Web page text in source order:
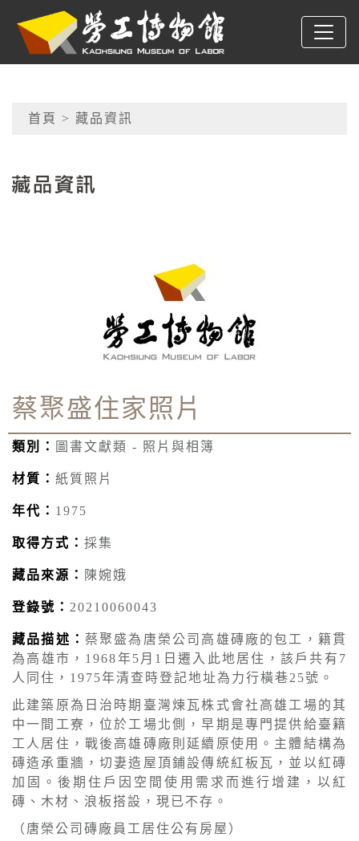
跳到主要內容
高雄市勞工博物館
網頁導覽
首頁 > 藏品資訊
蔡聚盛住家照片
類別： 圖書文獻類 - 照片與相簿
材質： 紙質照片
年代： 1975
取得方式： 採集
藏品來源： 陳婉娥
登錄號： 20210060043
藏品描述： 蔡聚盛為唐榮公司高雄磚廠的包工，籍貫
為高雄市，1968年5月1日遷入此地居住，該戶共有7
人同住，1975年清查時登記地址為力行橫巷25號。
此建築原為日治時期臺灣煉瓦株式會社高雄工場的其
中一間工寮，位於工場北側，早期是專門提供給臺籍
工人居住，戰後高雄磚廠則延續原使用。主體結構為
磚造承重牆，切妻造屋頂鋪設傳統紅板瓦，並以紅磚
加固。後期住戶因空間使用需求而進行增建，以紅
磚、木材、浪板搭設，現已不存。
（唐榮公司磚廠員工居住公有房屋）